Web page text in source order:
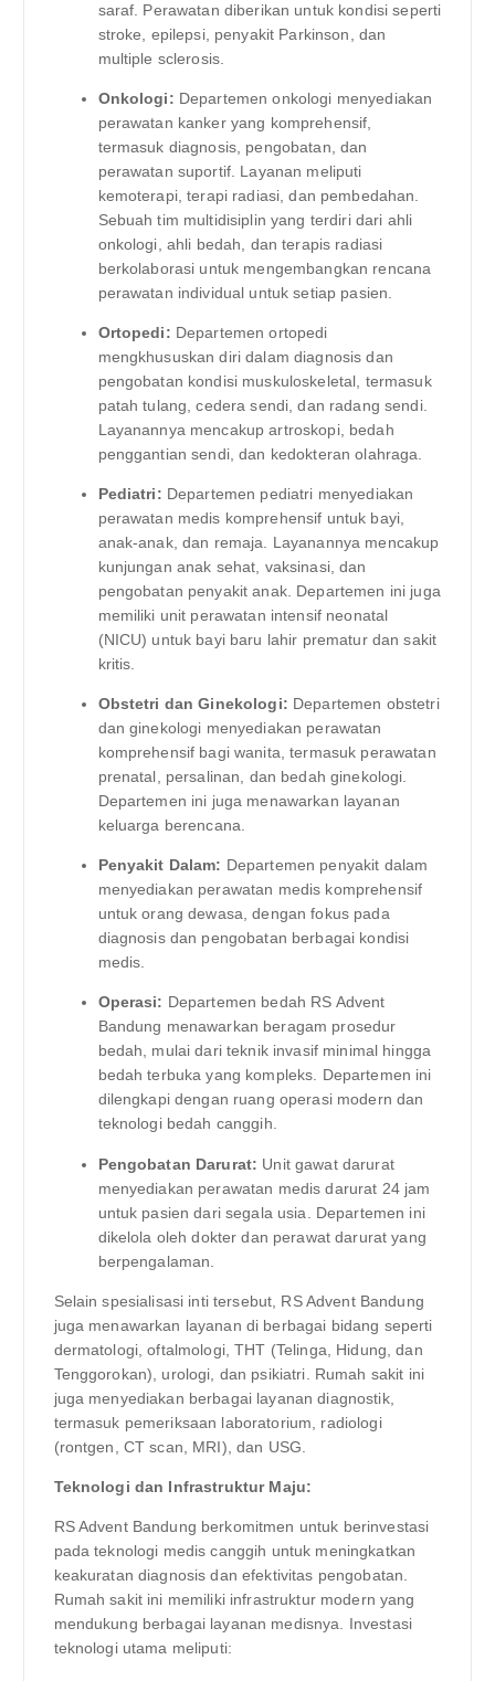
saraf. Perawatan diberikan untuk kondisi seperti
stroke, epilepsi, penyakit Parkinson, dan
multiple sclerosis.
Onkologi: Departemen onkologi menyediakan
perawatan kanker yang komprehensif,
termasuk diagnosis, pengobatan, dan
perawatan suportif. Layanan meliputi
kemoterapi, terapi radiasi, dan pembedahan.
Sebuah tim multidisiplin yang terdiri dari ahli
onkologi, ahli bedah, dan terapis radiasi
berkolaborasi untuk mengembangkan rencana
perawatan individual untuk setiap pasien.
Ortopedi: Departemen ortopedi
mengkhususkan diri dalam diagnosis dan
pengobatan kondisi muskuloskeletal, termasuk
patah tulang, cedera sendi, dan radang sendi.
Layanannya mencakup artroskopi, bedah
penggantian sendi, dan kedokteran olahraga.
Pediatri: Departemen pediatri menyediakan
perawatan medis komprehensif untuk bayi,
anak-anak, dan remaja. Layanannya mencakup
kunjungan anak sehat, vaksinasi, dan
pengobatan penyakit anak. Departemen ini juga
memiliki unit perawatan intensif neonatal
(NICU) untuk bayi baru lahir prematur dan sakit
kritis.
Obstetri dan Ginekologi: Departemen obstetri
dan ginekologi menyediakan perawatan
komprehensif bagi wanita, termasuk perawatan
prenatal, persalinan, dan bedah ginekologi.
Departemen ini juga menawarkan layanan
keluarga berencana.
Penyakit Dalam: Departemen penyakit dalam
menyediakan perawatan medis komprehensif
untuk orang dewasa, dengan fokus pada
diagnosis dan pengobatan berbagai kondisi
medis.
Operasi: Departemen bedah RS Advent
Bandung menawarkan beragam prosedur
bedah, mulai dari teknik invasif minimal hingga
bedah terbuka yang kompleks. Departemen ini
dilengkapi dengan ruang operasi modern dan
teknologi bedah canggih.
Pengobatan Darurat: Unit gawat darurat
menyediakan perawatan medis darurat 24 jam
untuk pasien dari segala usia. Departemen ini
dikelola oleh dokter dan perawat darurat yang
berpengalaman.
Selain spesialisasi inti tersebut, RS Advent Bandung
juga menawarkan layanan di berbagai bidang seperti
dermatologi, oftalmologi, THT (Telinga, Hidung, dan
Tenggorokan), urologi, dan psikiatri. Rumah sakit ini
juga menyediakan berbagai layanan diagnostik,
termasuk pemeriksaan laboratorium, radiologi
(rontgen, CT scan, MRI), dan USG.
Teknologi dan Infrastruktur Maju:
RS Advent Bandung berkomitmen untuk berinvestasi
pada teknologi medis canggih untuk meningkatkan
keakuratan diagnosis dan efektivitas pengobatan.
Rumah sakit ini memiliki infrastruktur modern yang
mendukung berbagai layanan medisnya. Investasi
teknologi utama meliputi: